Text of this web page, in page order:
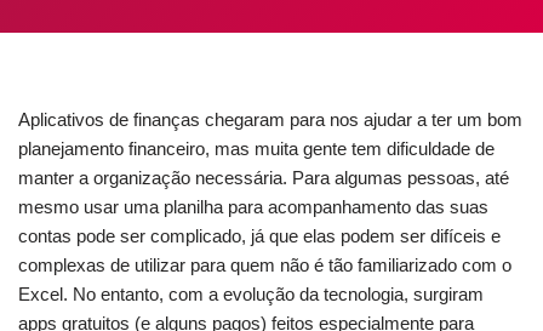
Aplicativos de finanças chegaram para nos ajudar a ter um bom
planejamento financeiro, mas muita gente tem dificuldade de
manter a organização necessária. Para algumas pessoas, até
mesmo usar uma planilha para acompanhamento das suas
contas pode ser complicado, já que elas podem ser difíceis e
complexas de utilizar para quem não é tão familiarizado com o
Excel. No entanto, com a evolução da tecnologia, surgiram
apps gratuitos (e alguns pagos) feitos especialmente para